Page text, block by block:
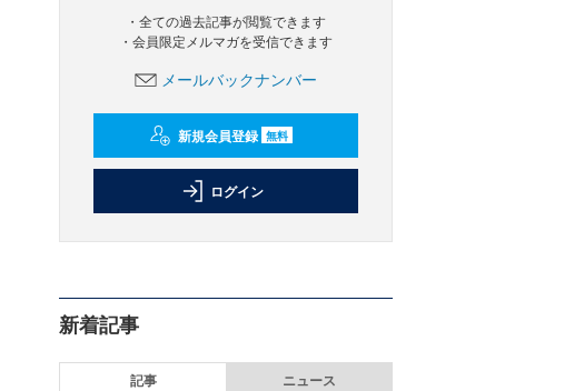
・全ての過去記事が閲覧できます
・会員限定メルマガを受信できます
メールバックナンバー
新規会員登録 無料
ログイン
新着記事
記事 ニュース